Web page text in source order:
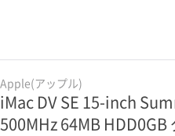
Apple(アップル)
iMac DV SE 15-inch
500MHz 64MB HDD0GB